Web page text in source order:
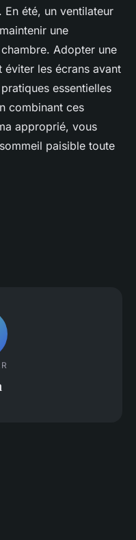
été, un ventilateur
une
Adopter une
les écrans avant
essentielles
combinant ces
approprié, vous
paisible toute